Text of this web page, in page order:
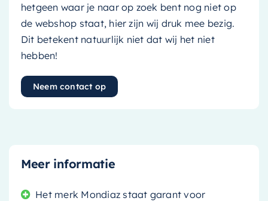
hetgeen waar je naar op zoek bent nog niet op
de webshop staat, hier zijn wij druk mee bezig.
Dit betekent natuurlijk niet dat wij het niet
hebben!
Neem contact op
Meer informatie
Het merk Mondiaz staat garant voor